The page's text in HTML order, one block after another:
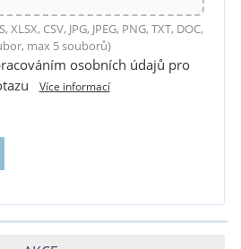
CSV, JPG, JPEG, PNG, TXT, DOC,
max 5 souborů)
osobních údajů pro
Více informací